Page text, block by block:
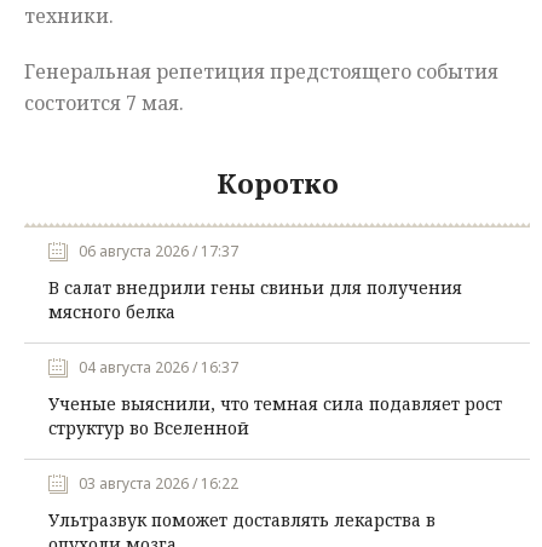
техники.
Генеральная репетиция предстоящего события
состоится 7 мая.
Коротко
06 августа 2026 / 17:37
В салат внедрили гены свиньи для получения
мясного белка
04 августа 2026 / 16:37
Ученые выяснили, что темная сила подавляет рост
структур во Вселенной
03 августа 2026 / 16:22
Ультразвук поможет доставлять лекарства в